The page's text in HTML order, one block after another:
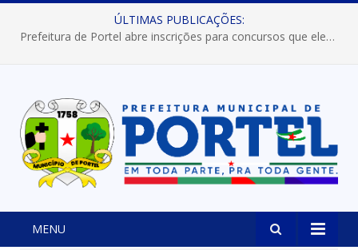
ÚLTIMAS PUBLICAÇÕES:
Prefeitura de Portel abre inscrições para concursos que elegerão os destaques do Verão 2026
MENU